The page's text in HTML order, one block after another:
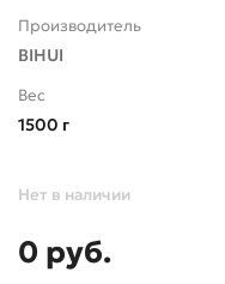
Производитель
BIHUI
Вес
1500 г
Нет в наличии
0 руб.